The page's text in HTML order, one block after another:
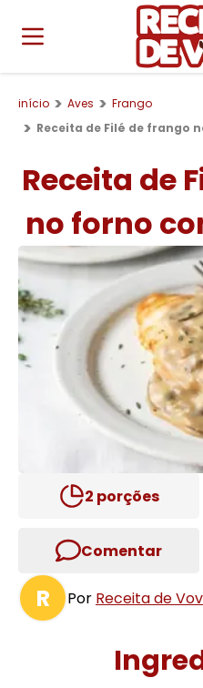
início Aves
Frango
Receita de Filé de frango
Receita de
no forno
2 porções
Comentar
R Por Receita de